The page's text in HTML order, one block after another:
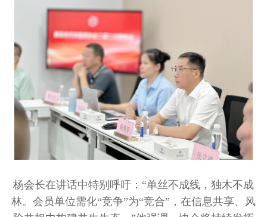
杨会长在讲话中特别呼吁：“单丝不成线，独木不成
林。会员单位需化“竞争”为“竞合”，在信息共享、风